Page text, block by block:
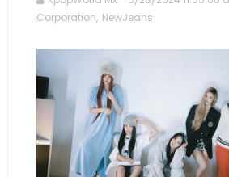
Corporation, NewJeans